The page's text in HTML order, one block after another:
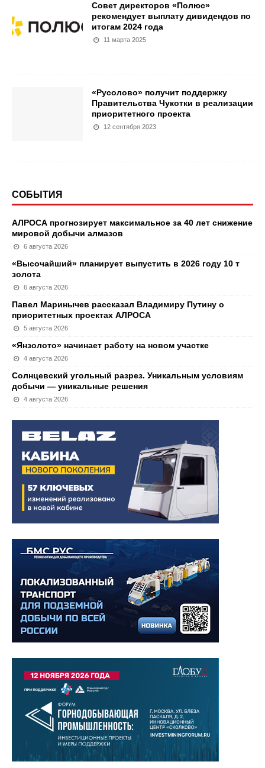
Совет директоров «Полюс»
рекомендует выплату дивидендов по
итогам 2024 года
11 марта 2025
«Русолово» получит поддержку
Правительства Чукотки в реализации
приоритетного проекта
12 сентября 2023
СОБЫТИЯ
АЛРОСА прогнозирует максимальное за 40 лет снижение
мировой добычи алмазов
6 августа 2026
«Высочайший» планирует выпустить в 2026 году 10 т
золота
6 августа 2026
Павел Маринычев рассказал Владимиру Путину о
приоритетных проектах АЛРОСА
5 августа 2026
«Янзолото» начинает работу на новом участке
4 августа 2026
Солнцевский угольный разрез. Уникальным условиям
добычи — уникальные решения
4 августа 2026